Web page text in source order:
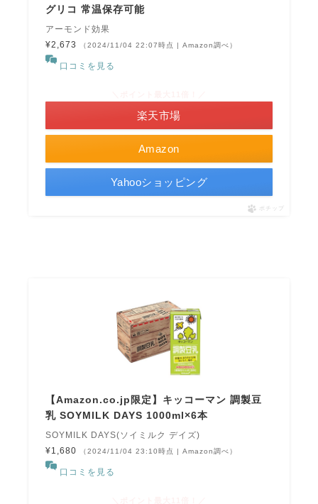
グリコ 常温保存可能
アーモンド効果
¥2,673
（2024/11/04 22:07時点 | Amazon調べ）
口コミを見る
Amazon
楽天市場
Yahooショッピング
ポチップ
【Amazon.co.jp限定】キッコーマン 調製豆
乳 SOYMILK DAYS 1000ml×6本
SOYMILK DAYS(ソイミルク デイズ)
¥1,680
（2024/11/04 23:10時点 | Amazon調べ）
口コミを見る